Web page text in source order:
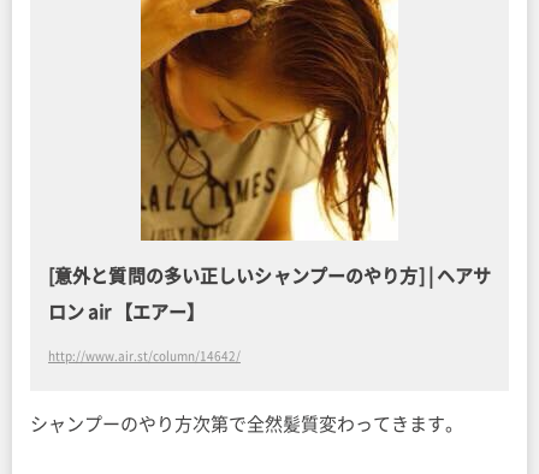
[意外と質問の多い正しいシャンプーのやり方] | ヘアサ
ロン air 【エアー】
http://www.air.st/column/14642/
シャンプーのやり方次第で全然髪質変わってきます。